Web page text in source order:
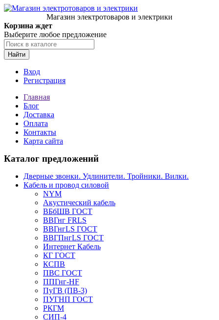
Магазин электротоваров и электрики
Корзина ждет
Выберите любое предложение
Найти
Вход
Регистрация
Главная
Блог
Доставка
Оплата
Контакты
Карта сайта
Каталог предложений
Дверные звонки. Удлинители. Тройники. Вилки.
Кабель и провод силовой
NYM
Акустический кабель
ВБбШВ ГОСТ
ВВГнг FRLS
ВВГнгLS ГОСТ
ВВГПнгLS ГОСТ
Интернет Кабель
КГ ГОСТ
КСПВ
ПВС ГОСТ
ППГнг-HF
ПуГВ (ПВ-3)
ПУГНП ГОСТ
РКГМ
СИП-4